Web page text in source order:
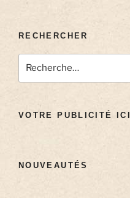
RECHERCHER
VOTRE PUBLICITÉ ICI
NOUVEAUTÉS